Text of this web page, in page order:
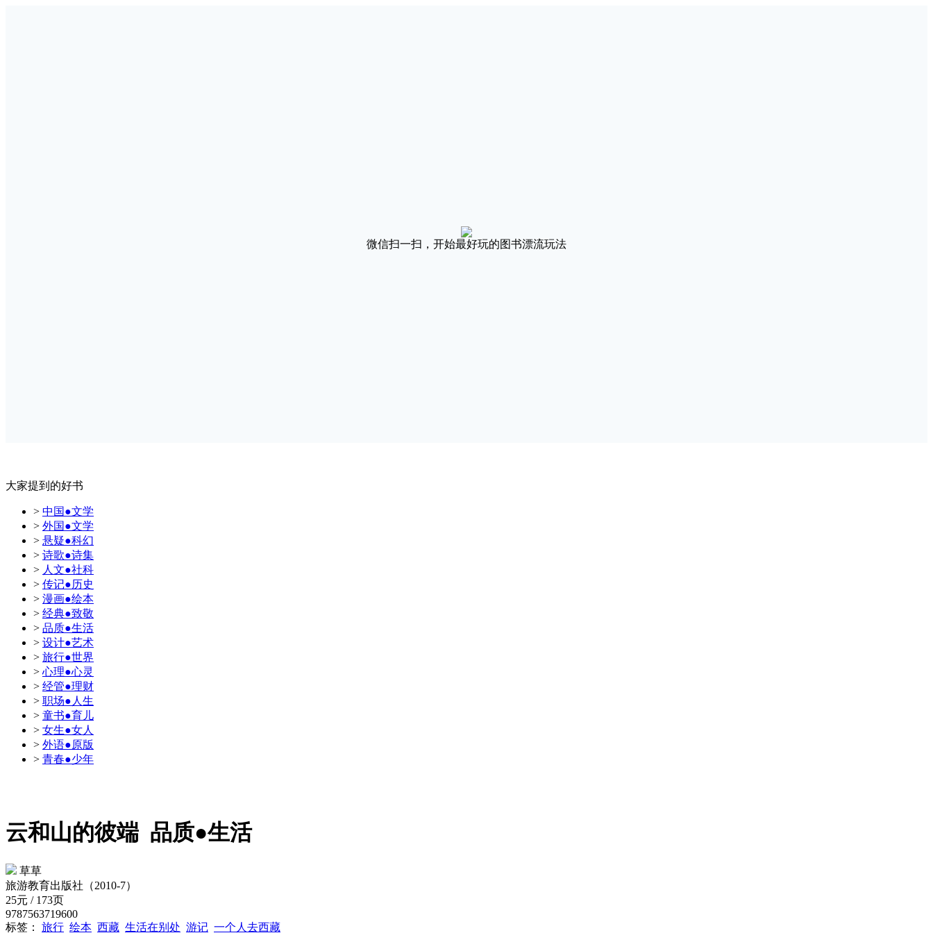
微信扫一扫，开始最好玩的图书漂流玩法
大家提到的好书
> 中国●文学
> 外国●文学
> 悬疑●科幻
> 诗歌●诗集
> 人文●社科
> 传记●历史
> 漫画●绘本
> 经典●致敬
> 品质●生活
> 设计●艺术
> 旅行●世界
> 心理●心灵
> 经管●理财
> 职场●人生
> 童书●育儿
> 女生●女人
> 外语●原版
> 青春●少年
云和山的彼端 品质●生活
草草
旅游教育出版社（2010-7）
25元 / 173页
9787563719600
标签： 旅行 绘本 西藏 生活在别处 游记 一个人去西藏